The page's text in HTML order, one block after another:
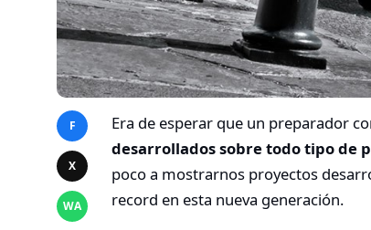
F
X
WA
Era de esperar que un preparador
desarrollados sobre todo tipo de
poco a mostrarnos proyectos
record en esta nueva generación.